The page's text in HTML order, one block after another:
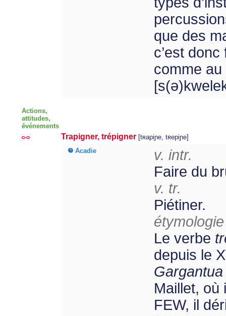
que des
c’est
comme
Actions,
attitudes,
événements
Trapigner, trépigner [tʀapiɲe, tʀepiɲe]
Acadie
v. intr.
Faire du
v. tr.
Piétiner.
Le verbe
depuis le
Gargantua
Maillet, où
FEW, il